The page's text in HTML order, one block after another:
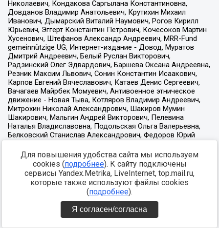
Для повышения удобства сайта мы используем
cookies (подробнее). К сайту подключены
сервисы Yandex.Metrika, LiveInternet, top.mail.ru,
которые также используют файлы cookies
(подробнее).
Я согласен/согласна